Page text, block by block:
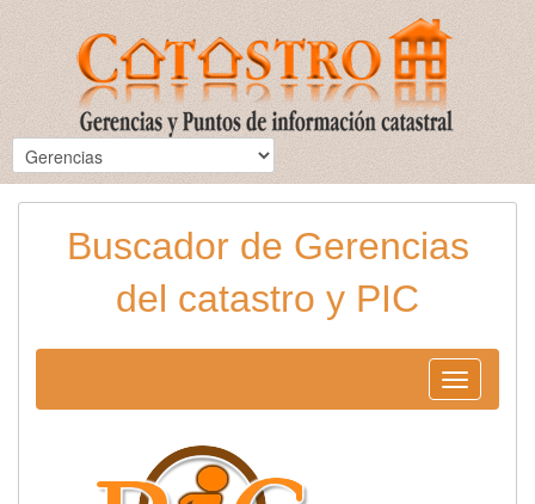
Buscador de Gerencias
del catastro y PIC
Toggle
navigation